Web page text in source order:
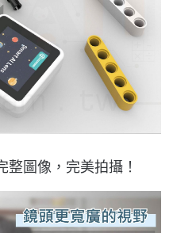
整圖像，完美拍攝！